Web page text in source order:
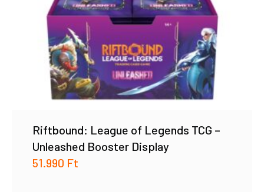
Riftbound: League of Legends TCG –
Unleashed Booster Display
51.990 Ft